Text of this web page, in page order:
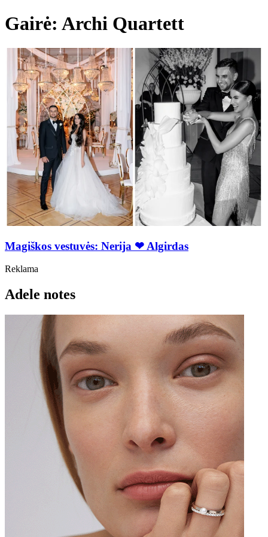
Gairė: Archi Quartett
Magiškos vestuvės: Nerija ❤ Algirdas
Reklama
Adele notes